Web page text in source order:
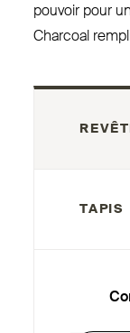
pouvoir pour
Charcoal
TAPIS